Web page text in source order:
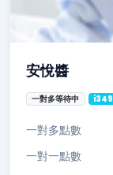
安悅醬
一對多等待中 i349
一對多點數
一對一點數